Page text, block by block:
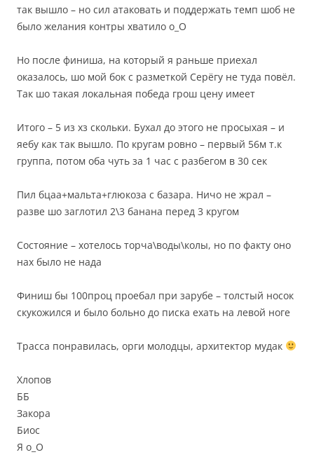
так вышло – но сил атаковать и поддержать темп шоб не
было желания контры хватило о_О
Но после финиша, на который я раньше приехал
оказалось, шо мой бок с разметкой Серёгу не туда повёл.
Так шо такая локальная победа грош цену имеет
Итого – 5 из хз скольки. Бухал до этого не просыхая – и
яебу как так вышло. По кругам ровно – первый 56м т.к
группа, потом оба чуть за 1 час с разбегом в 30 сек
Пил бцаа+мальта+глюкоза с базара. Ничо не жрал –
разве шо заглотил 2\3 банана перед 3 кругом
Состояние – хотелось торча\воды\колы, но по факту оно
нах было не нада
Финиш бы 100проц проебал при зарубе – толстый носок
скукожился и было больно до писка ехать на левой ноге
Трасса понравилась, орги молодцы, архитектор мудак
Хлопов
ББ
Закора
Биос
Я о_О